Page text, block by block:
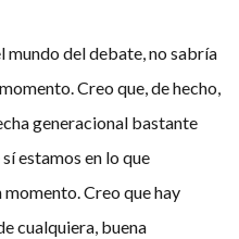
mundo del debate, no sabría
Creo que, de hecho,
generacional bastante
estamos en lo que
Creo que hay
cualquiera, buena